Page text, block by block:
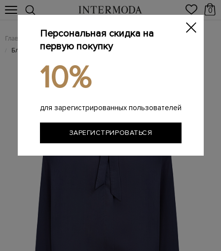
0
Главная Женщинам / Женская одежда / Женские блузы
/ Блуза из тонкой шерстяной ткани с лентой-бантом в тон
Персональная скидка на
первую покупку
10%
для зарегистрированных пользователей
ЗАРЕГИСТРИРОВАТЬСЯ